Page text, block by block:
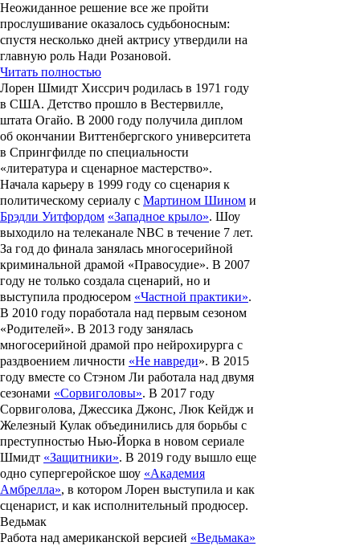
Неожиданное решение все же пройти
прослушивание оказалось судьбоносным:
спустя несколько дней актрису утвердили на
главную роль Нади Розановой.
Читать полностью
Лорен Шмидт Хиссрич родилась в 1971 году
в США. Детство прошло в Вестервилле,
штата Огайо. В 2000 году получила диплом
об окончании Виттенбергского университета
в Спрингфилде по специальности
«литература и сценарное мастерство».
Начала карьеру в 1999 году со сценария к
политическому сериалу с Мартином Шином и
Брэдли Уитфордом «Западное крыло». Шоу
выходило на телеканале NBC в течение 7 лет.
За год до финала занялась многосерийной
криминальной драмой «Правосудие». В 2007
году не только создала сценарий, но и
выступила продюсером «Частной практики».
В 2010 году поработала над первым сезоном
«Родителей». В 2013 году занялась
многосерийной драмой про нейрохирурга с
раздвоением личности «Не навреди». В 2015
году вместе со Стэном Ли работала над двумя
сезонами «Сорвиголовы». В 2017 году
Сорвиголова, Джессика Джонс, Люк Кейдж и
Железный Кулак объединились для борьбы с
преступностью Нью-Йорка в новом сериале
Шмидт «Защитники». В 2019 году вышло еще
одно супергеройское шоу «Академия
Амбрелла», в котором Лорен выступила и как
сценарист, и как исполнительный продюсер.
Ведьмак
Работа над американской версией «Ведьмака»